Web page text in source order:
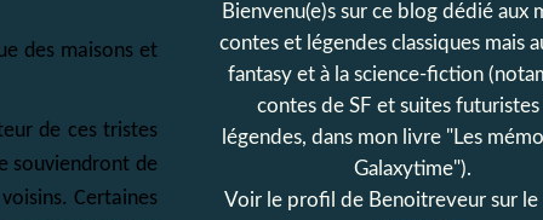
des maisons et
de ces tristes
souviendront de
Certaines
Bienvenu(e)s sur ce blog dédié aux
contes et légendes classiques mais
fantasy et à la science-fiction
contes de SF et suites
légendes, dans mon livre "Les
Galaxytime").
Voir le profil de Benoitreveursur le